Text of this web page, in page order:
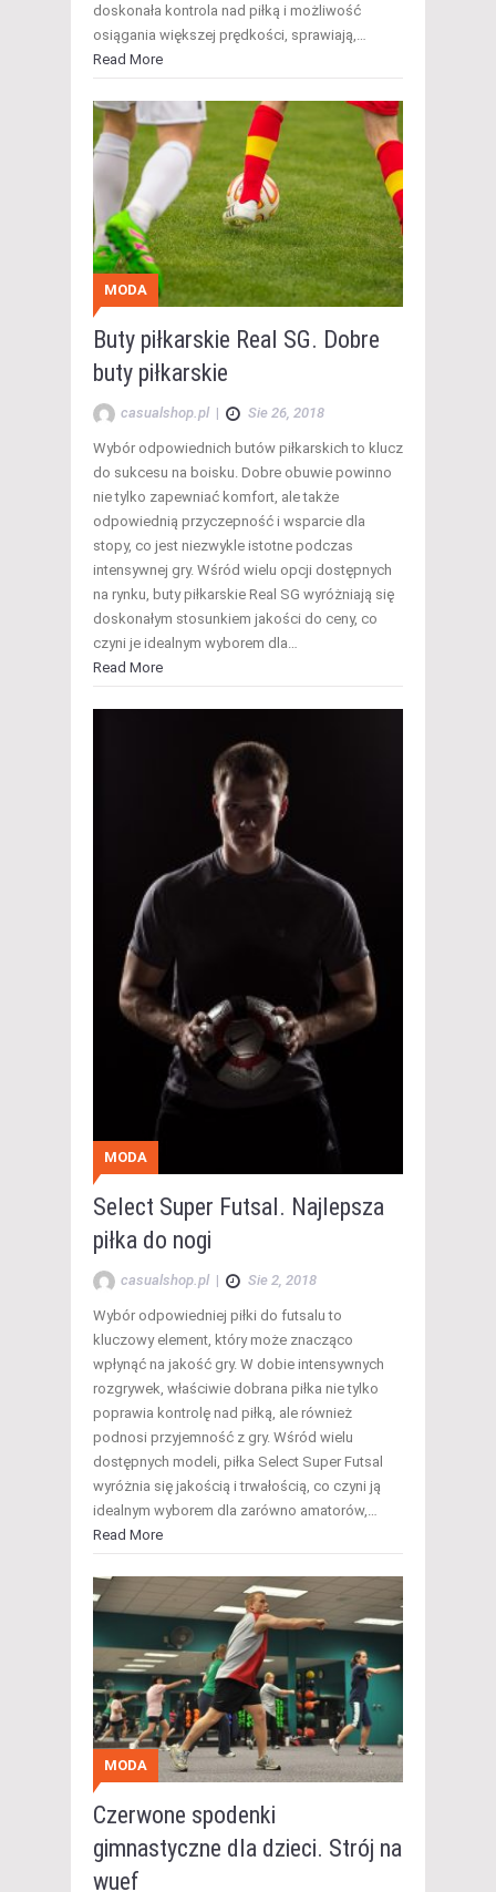
doskonała kontrola nad piłką i możliwość
osiągania większej prędkości, sprawiają,…
Read More
MODA
Buty piłkarskie Real SG. Dobre
buty piłkarskie
casualshop.pl | Sie 26, 2018
Wybór odpowiednich butów piłkarskich to klucz
do sukcesu na boisku. Dobre obuwie powinno
nie tylko zapewniać komfort, ale także
odpowiednią przyczepność i wsparcie dla
stopy, co jest niezwykle istotne podczas
intensywnej gry. Wśród wielu opcji dostępnych
na rynku, buty piłkarskie Real SG wyróżniają się
doskonałym stosunkiem jakości do ceny, co
czyni je idealnym wyborem dla…
Read More
MODA
Select Super Futsal. Najlepsza
piłka do nogi
casualshop.pl | Sie 2, 2018
Wybór odpowiedniej piłki do futsalu to
kluczowy element, który może znacząco
wpłynąć na jakość gry. W dobie intensywnych
rozgrywek, właściwie dobrana piłka nie tylko
poprawia kontrolę nad piłką, ale również
podnosi przyjemność z gry. Wśród wielu
dostępnych modeli, piłka Select Super Futsal
wyróżnia się jakością i trwałością, co czyni ją
idealnym wyborem dla zarówno amatorów,…
Read More
MODA
Czerwone spodenki
gimnastyczne dla dzieci. Strój na
wuef